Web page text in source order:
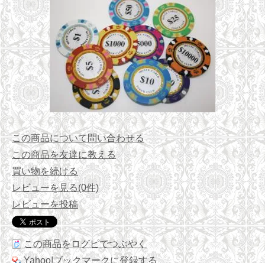
この商品について問い合わせる
この商品を友達に教える
買い物を続ける
レビューを見る(0件)
レビューを投稿
この商品をログピでつぶやく
Yahoo!ブックマークに登録する